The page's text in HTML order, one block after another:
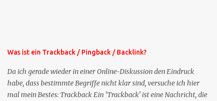
Was ist ein Trackback / Pingback / Backlink?
Da ich gerade wieder in einer Online-Diskussion den Eindruck
habe, dass bestimmte Begriffe nicht klar sind, versuche ich hier
mal mein Bestes: Trackback Ein 'Trackback' ist eine Nachricht, die